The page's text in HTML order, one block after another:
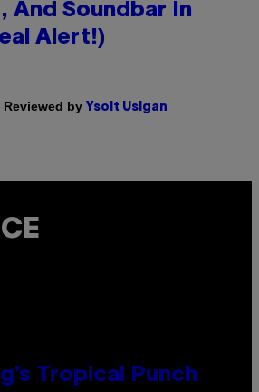
And Soundbar In
Alert!)
Reviewed by Ysolt Usigan
Tropical Punch